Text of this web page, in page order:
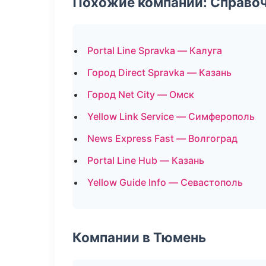
Portal Line Spravka — Калуга
Город Direct Spravka — Казань
Город Net City — Омск
Yellow Link Service — Симферополь
News Express Fast — Волгоград
Portal Line Hub — Казань
Yellow Guide Info — Севастополь
Компании в Тюмень